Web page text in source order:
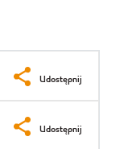
Udostępnij
Udostępnij